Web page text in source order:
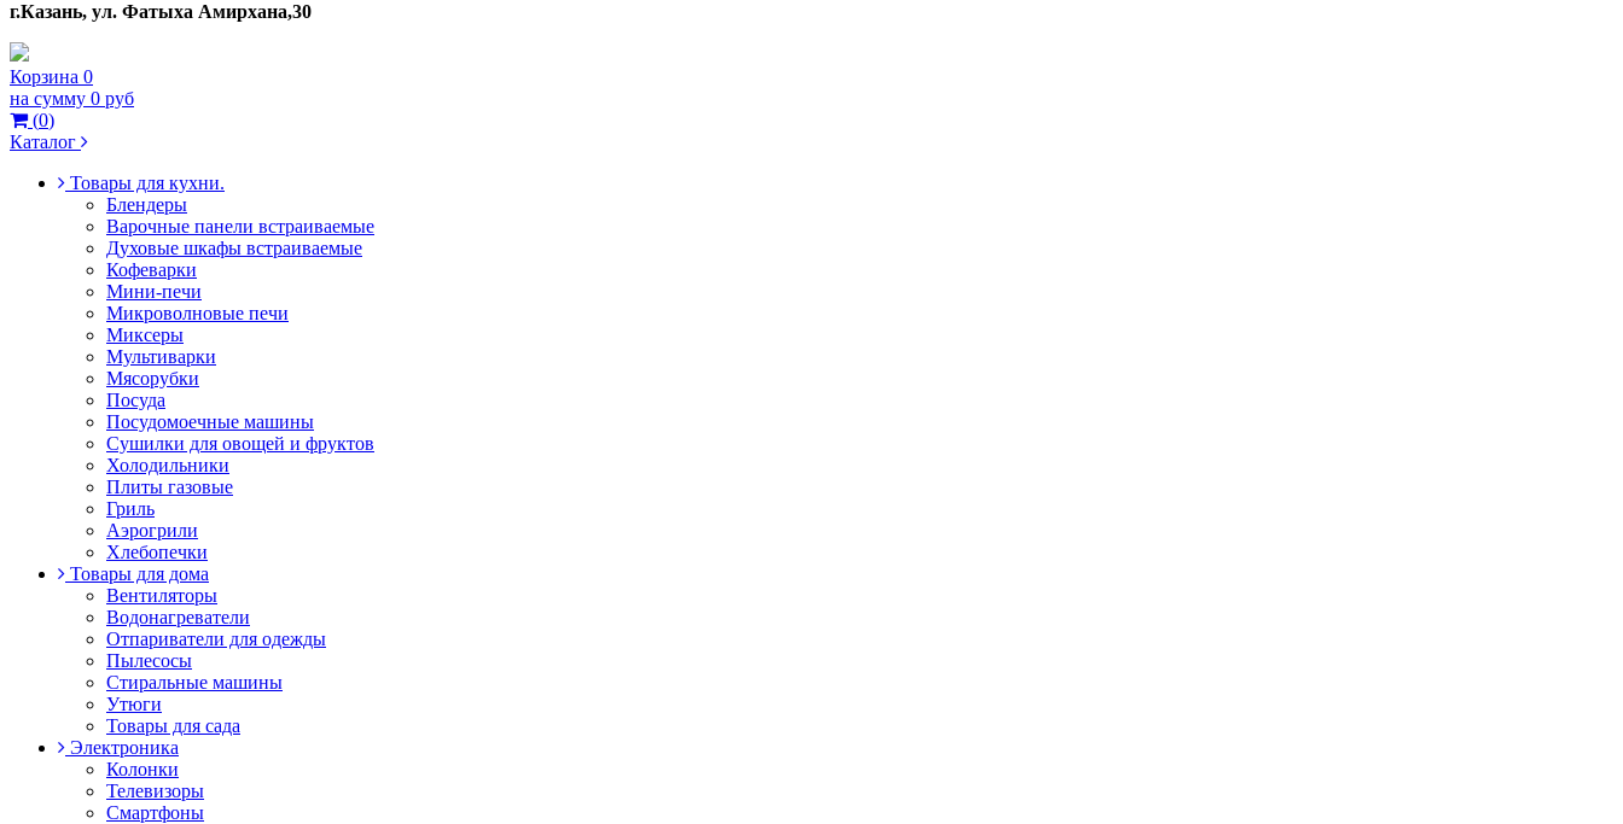
г.Казань, ул. Фатыха Амирхана,30
Корзина 0
на сумму 0 руб
(0)
Каталог
Товары для кухни.
Блендеры
Варочные панели встраиваемые
Духовые шкафы встраиваемые
Кофеварки
Мини-печи
Микроволновые печи
Миксеры
Мультиварки
Мясорубки
Посуда
Посудомоечные машины
Сушилки для овощей и фруктов
Холодильники
Плиты газовые
Гриль
Аэрогрили
Хлебопечки
Товары для дома
Вентиляторы
Водонагреватели
Отпариватели для одежды
Пылесосы
Стиральные машины
Утюги
Товары для сада
Электроника
Колонки
Телевизоры
Смартфоны